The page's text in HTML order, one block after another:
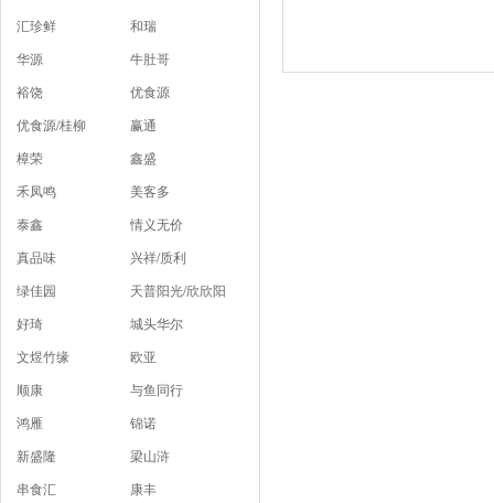
汇珍鲜
和瑞
华源
牛肚哥
裕饶
优食源
优食源/桂柳
赢通
樟荣
鑫盛
禾凤鸣
美客多
泰鑫
情义无价
真品味
兴祥/质利
绿佳园
天普阳光/欣欣阳
好琦
城头华尔
文煜竹缘
欧亚
顺康
与鱼同行
鸿雁
锦诺
新盛隆
梁山浒
串食汇
康丰